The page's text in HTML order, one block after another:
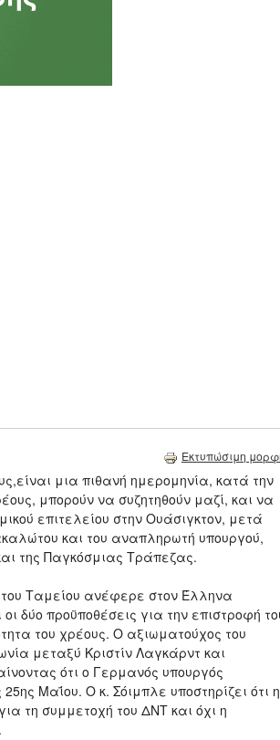
Εκτυπώσιμη
μια πιθανή ημερομηνία, κατά την
μπορούν να συζητηθούν μαζί, και να
επιτελείου στην Ουάσιγκτον, μετά
και του αναπληρωτή υπουργού,
της Παγκόσμιας Τράπεζας.
του Ταμείου ανέφερε στον Έλληνα
δύο προϋποθέσεις για την επιστροφή
του χρέους. Ο αξιωματούχος του
μεταξύ Κριστίν Λαγκάρντ και
ότι ο Γερμανός υπουργός
Μαΐου. Ο κ. Σόιμπλε υποστηρίζει ότι η
τη συμμετοχή του ΔΝΤ και όχι η